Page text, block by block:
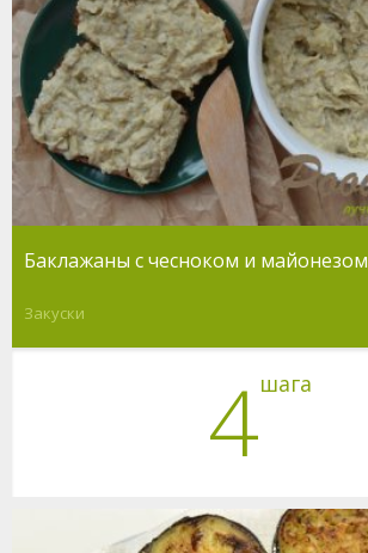
Баклажаны с чесноком и майонезом
Закуски
4шага